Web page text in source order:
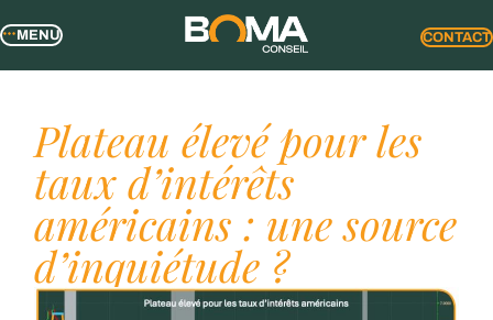
MENU CONTACT
Plateau élevé pour les
taux d’intérêts
américains : une source
d’inquiétude ?